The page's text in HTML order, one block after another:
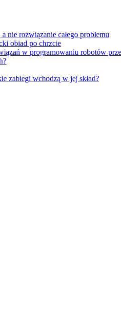
nie rozwiązanie całego problemu
obiad po chrzcie
w programowaniu robotów
zabiegi wchodzą w jej skład?